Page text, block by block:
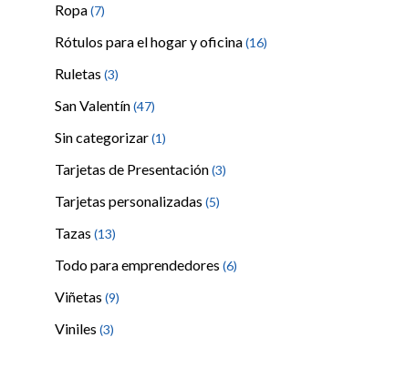
Ropa(7)
Rótulos para el hogar y oficina(16)
Ruletas (3)
San Valentín(47)
Sin categorizar(1)
Tarjetas de Presentación(3)
Tarjetas personalizadas (5)
Tazas (13)
Todo para emprendedores (6)
Viñetas (9)
Viniles (3)